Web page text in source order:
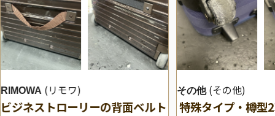
RIMOWA (リモワ)
ビジネストローリーの背面ベルト
その他 (その他)
特殊タイプ・樽型